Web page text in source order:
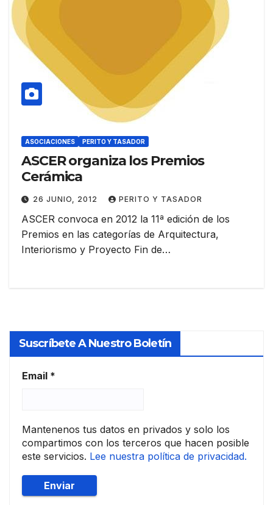
ASOCIACIONES PERITO Y TASADOR
ASCER organiza los Premios
Cerámica
26 JUNIO, 2012 PERITO Y TASADOR
ASCER convoca en 2012 la 11ª edición de los
Premios en las categorías de Arquitectura,
Interiorismo y Proyecto Fin de…
Suscríbete A Nuestro Boletín
Email *
Mantenenos tus datos en privados y solo los
compartimos con los terceros que hacen posible
este servicios. Lee nuestra política de privacidad.